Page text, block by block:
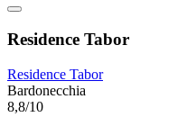
Residence Tabor
Residence Tabor
Bardonecchia
8,8/10